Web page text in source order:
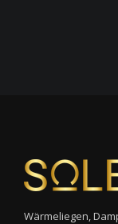
Wärmeliegen,